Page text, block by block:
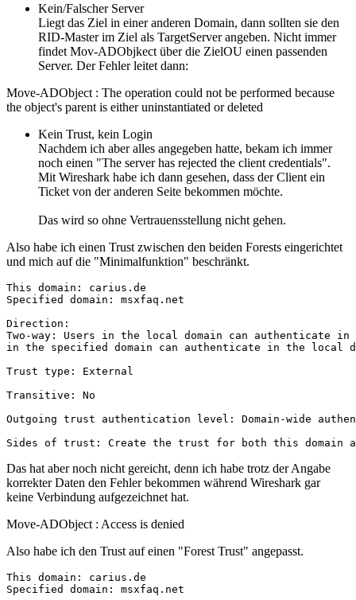
Kein/Falscher Server
Liegt das Ziel in einer anderen Domain, dann sollten sie den
RID-Master im Ziel als TargetServer angeben. Nicht immer
findet Mov-ADObjkect über die ZielOU einen passenden
Server. Der Fehler leitet dann:
Move-ADObject : The operation could not be performed because
the object's parent is either uninstantiated or deleted
Kein Trust, kein Login
Nachdem ich aber alles angegeben hatte, bekam ich immer
noch einen "The server has rejected the client credentials".
Mit Wireshark habe ich dann gesehen, dass der Client ein
Ticket von der anderen Seite bekommen möchte.
Das wird so ohne Vertrauensstellung nicht gehen.
Also habe ich einen Trust zwischen den beiden Forests eingerichtet
und mich auf die "Minimalfunktion" beschränkt.
This domain: carius.de
Specified domain: msxfaq.net
Direction:
Two-way: Users in the local domain can authenticate
in the specified domain can authenticate in the local
Trust type: External
Transitive: No
Outgoing trust authentication level: Domain-wide
Sides of trust: Create the trust for both this domain
Das hat aber noch nicht gereicht, denn ich habe trotz der Angabe
korrekter Daten den Fehler bekommen während Wireshark gar
keine Verbindung aufgezeichnet hat.
Move-ADObject : Access is denied
Also habe ich den Trust auf einen "Forest Trust" angepasst.
This domain: carius.de
Specified domain: msxfaq.net